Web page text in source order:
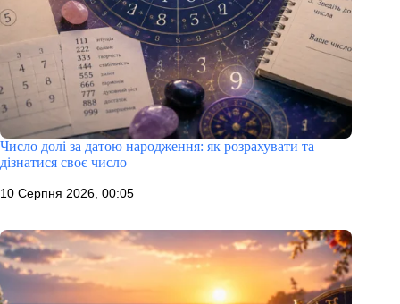
Число долі за датою народження: як розрахувати та
дізнатися своє число
10 Серпня 2026, 00:05